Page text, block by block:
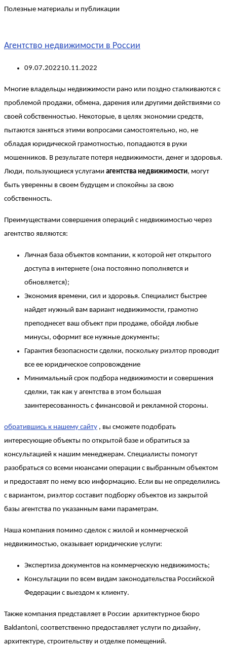
Полезные материалы и публикации
Агентство недвижимости в России
09.07.202210.11.2022
Многие владельцы недвижимости рано или поздно сталкиваются с
проблемой продажи, обмена, дарения или другими действиями со
своей собственностью. Некоторые, в целях экономии средств,
пытаются заняться этими вопросами самостоятельно, но, не
обладая юридической грамотностью, попадаются в руки
мошенников. В результате потеря недвижимости, денег и здоровья.
Люди, пользующиеся услугами агентства недвижимости, могут
быть уверенны в своем будущем и спокойны за свою
собственность.
Преимуществами совершения операций с недвижимостью через
агентство являются:
Личная база объектов компании, к которой нет открытого
доступа в интернете (она постоянно пополняется и
обновляется);
Экономия времени, сил и здоровья. Специалист быстрее
найдет нужный вам вариант недвижимости, грамотно
преподнесет ваш объект при продаже, обойдя любые
минусы, оформит все нужные документы;
Гарантия безопасности сделки, поскольку риэлтор проводит
все ее юридическое сопровождение
Минимальный срок подбора недвижимости и совершения
сделки, так как у агентства в этом большая
заинтересованность с финансовой и рекламной стороны.
обратившись к нашему сайту , вы сможете подобрать
интересующие объекты по открытой базе и обратиться за
консультацией к нашим менеджерам. Специалисты помогут
разобраться со всеми нюансами операции с выбранным объектом
и предоставят по нему всю информацию. Если вы не определились
с вариантом, риэлтор составит подборку объектов из закрытой
базы агентства по указанным вами параметрам.
Наша компания помимо сделок с жилой и коммерческой
недвижимостью, оказывает юридические услуги:
Экспертиза документов на коммерческую недвижимость;
Консультации по всем видам законодательства Российской
Федерации с выездом к клиенту.
Также компания представляет в России архитектурное бюро
Baldantoni, соответственно предоставляет услуги по дизайну,
архитектуре, строительству и отделке помещений.